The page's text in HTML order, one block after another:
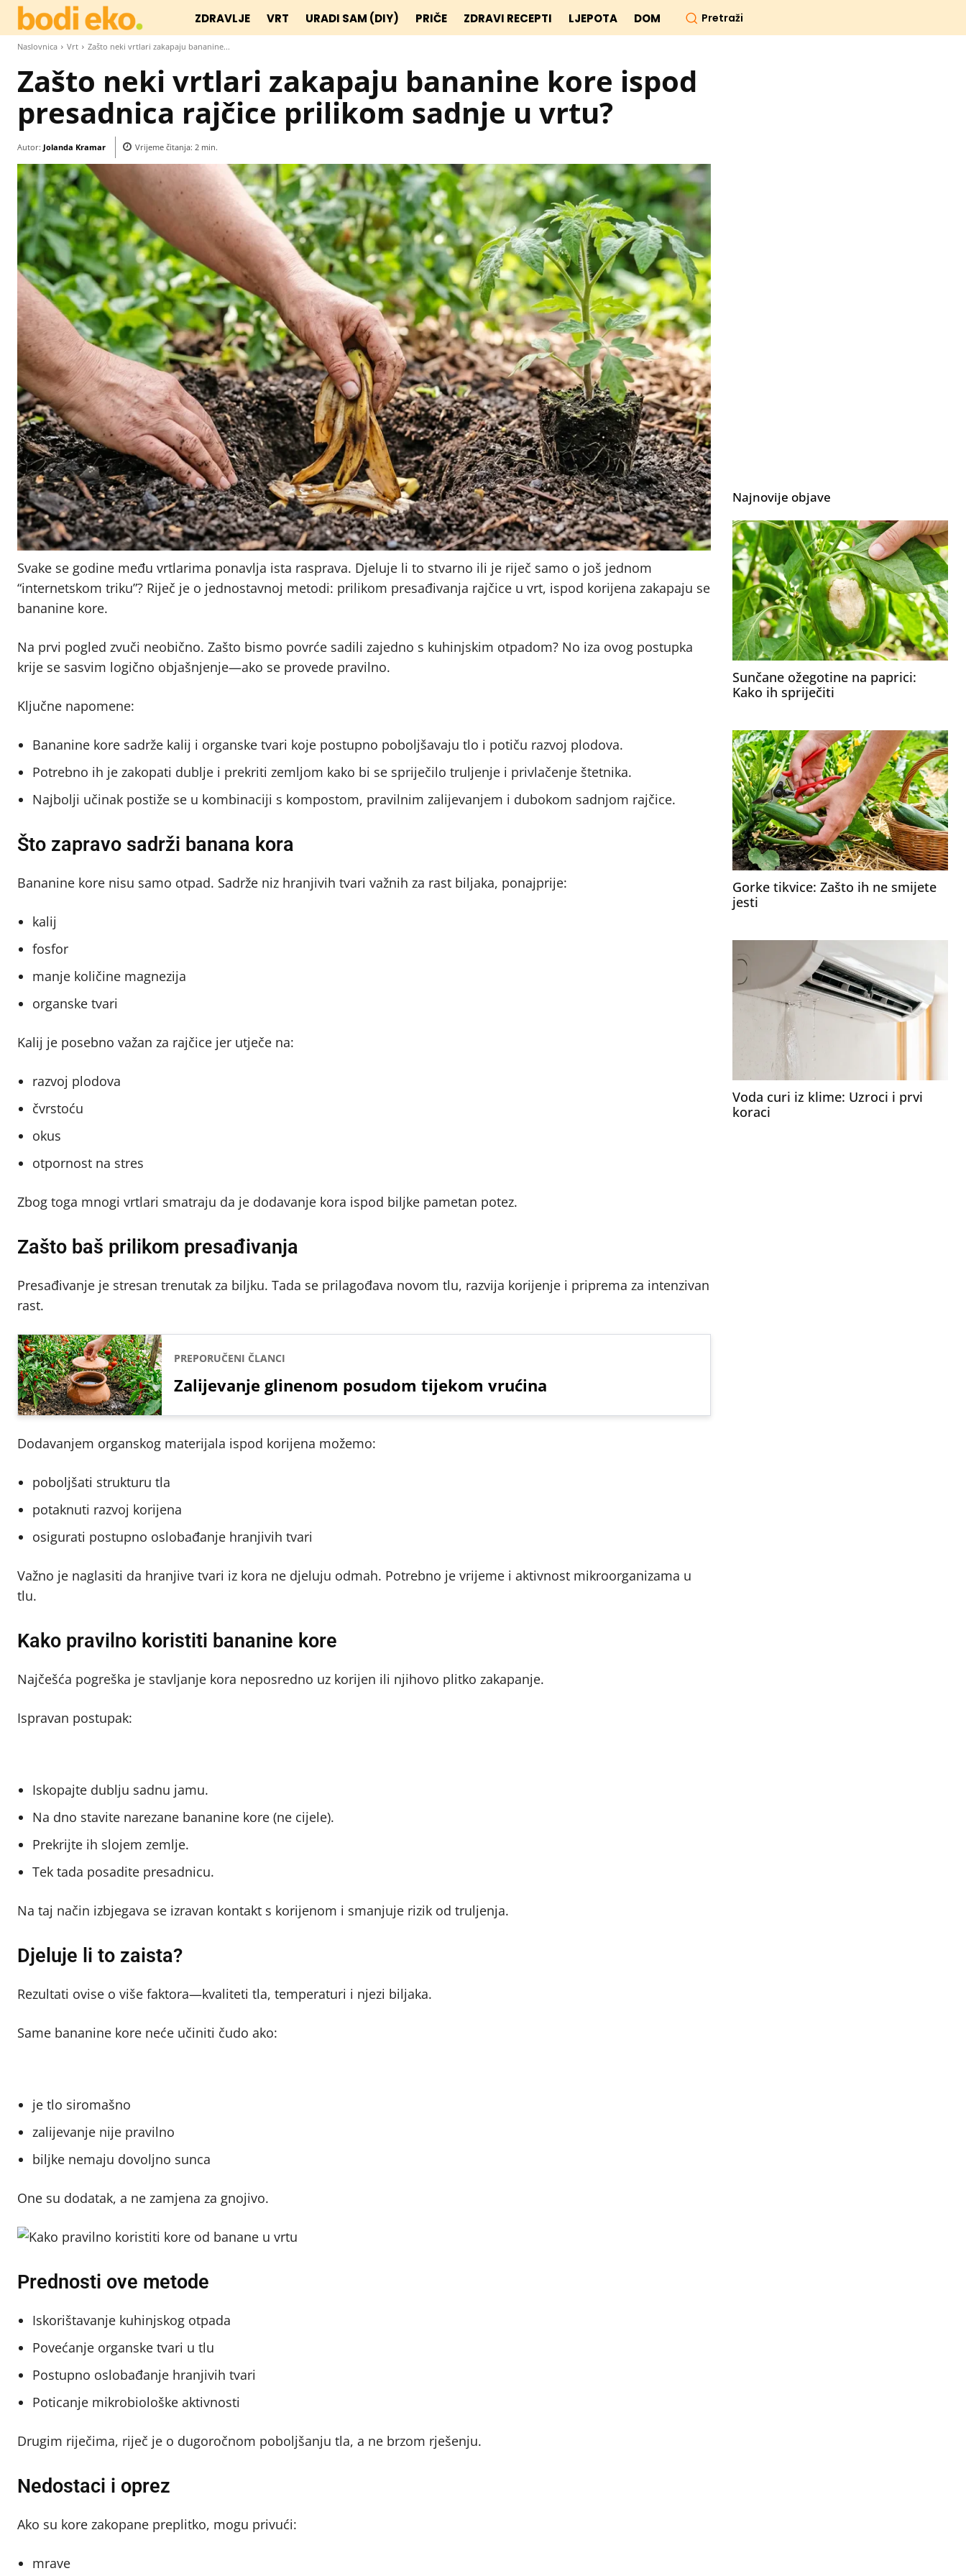
ZDRAVLJE VRT URADI SAM (DIY) PRIČE ZDRAVI RECEPTI LJEPOTA DOM Pretraži
Naslovnica Vrt Zašto neki vrtlari zakapaju bananine...
Zašto neki vrtlari zakapaju bananine kore ispod
presadnica rajčice prilikom sadnje u vrtu?
Autor: Jolanda Kramar Vrijeme čitanja: 2 min.
Svake se godine među vrtlarima ponavlja ista rasprava. Djeluje li to stvarno ili je riječ samo o još jednom
“internetskom triku”? Riječ je o jednostavnoj metodi: prilikom presađivanja rajčice u vrt, ispod korijena zakapaju se
bananine kore.
Na prvi pogled zvuči neobično. Zašto bismo povrće sadili zajedno s kuhinjskim otpadom? No iza ovog postupka
krije se sasvim logično objašnjenje—ako se provede pravilno.
Ključne napomene:
Bananine kore sadrže kalij i organske tvari koje postupno poboljšavaju tlo i potiču razvoj plodova.
Potrebno ih je zakopati dublje i prekriti zemljom kako bi se spriječilo truljenje i privlačenje štetnika.
Najbolji učinak postiže se u kombinaciji s kompostom, pravilnim zalijevanjem i dubokom sadnjom rajčice.
Što zapravo sadrži banana kora
Bananine kore nisu samo otpad. Sadrže niz hranjivih tvari važnih za rast biljaka, ponajprije:
kalij
fosfor
manje količine magnezija
organske tvari
Kalij je posebno važan za rajčice jer utječe na:
razvoj plodova
čvrstoću
okus
otpornost na stres
Zbog toga mnogi vrtlari smatraju da je dodavanje kora ispod biljke pametan potez.
Zašto baš prilikom presađivanja
Presađivanje je stresan trenutak za biljku. Tada se prilagođava novom tlu, razvija korijenje i priprema za intenzivan
rast.
PREPORUČENI ČLANCI
Zalijevanje glinenom posudom tijekom vrućina
Dodavanjem organskog materijala ispod korijena možemo:
poboljšati strukturu tla
potaknuti razvoj korijena
osigurati postupno oslobađanje hranjivih tvari
Važno je naglasiti da hranjive tvari iz kora ne djeluju odmah. Potrebno je vrijeme i aktivnost mikroorganizama u
tlu.
Kako pravilno koristiti bananine kore
Najčešća pogreška je stavljanje kora neposredno uz korijen ili njihovo plitko zakapanje.
Ispravan postupak:
Iskopajte dublju sadnu jamu.
Na dno stavite narezane bananine kore (ne cijele).
Prekrijte ih slojem zemlje.
Tek tada posadite presadnicu.
Na taj način izbjegava se izravan kontakt s korijenom i smanjuje rizik od truljenja.
Djeluje li to zaista?
Rezultati ovise o više faktora—kvaliteti tla, temperaturi i njezi biljaka.
Same bananine kore neće učiniti čudo ako:
je tlo siromašno
zalijevanje nije pravilno
biljke nemaju dovoljno sunca
One su dodatak, a ne zamjena za gnojivo.
Prednosti ove metode
Iskorištavanje kuhinjskog otpada
Povećanje organske tvari u tlu
Postupno oslobađanje hranjivih tvari
Poticanje mikrobiološke aktivnosti
Drugim riječima, riječ je o dugoročnom poboljšanju tla, a ne brzom rješenju.
Nedostaci i oprez
Ako su kore zakopane preplitko, mogu privući:
mrave
Najnovije objave
Sunčane ožegotine na paprici:
Kako ih spriječiti
Gorke tikvice: Zašto ih ne smijete
jesti
Voda curi iz klime: Uzroci i prvi
koraci